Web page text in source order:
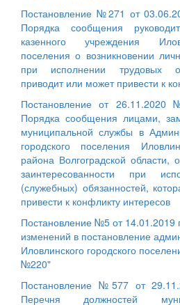
Постановление №271 от
Порядка сообщения
казенного учреждения
поселения о возникновении
при исполнении трудовых
приводит или может привести к
Постановление от
Порядка сообщения лицами,
муниципальной службы в
городского поселения
района Волгоградской области,
заинтересованности при
(служебных) обязанностей,
привести к конфликту интересов
Постановление №5 от 14.01.2019
изменений в постановление
Иловлинского городского
№220"
Постановление №577 от
Перечня должностей